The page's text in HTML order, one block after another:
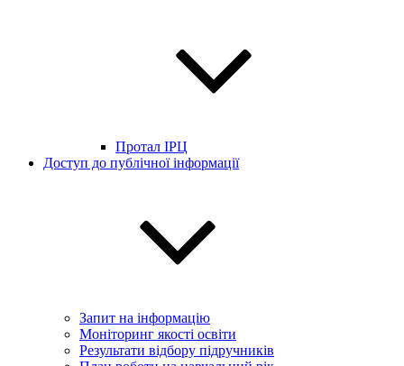
Протал ІРЦ
Доступ до публічної інформації
Запит на інформацію
Моніторинг якості освіти
Результати відбору підручників